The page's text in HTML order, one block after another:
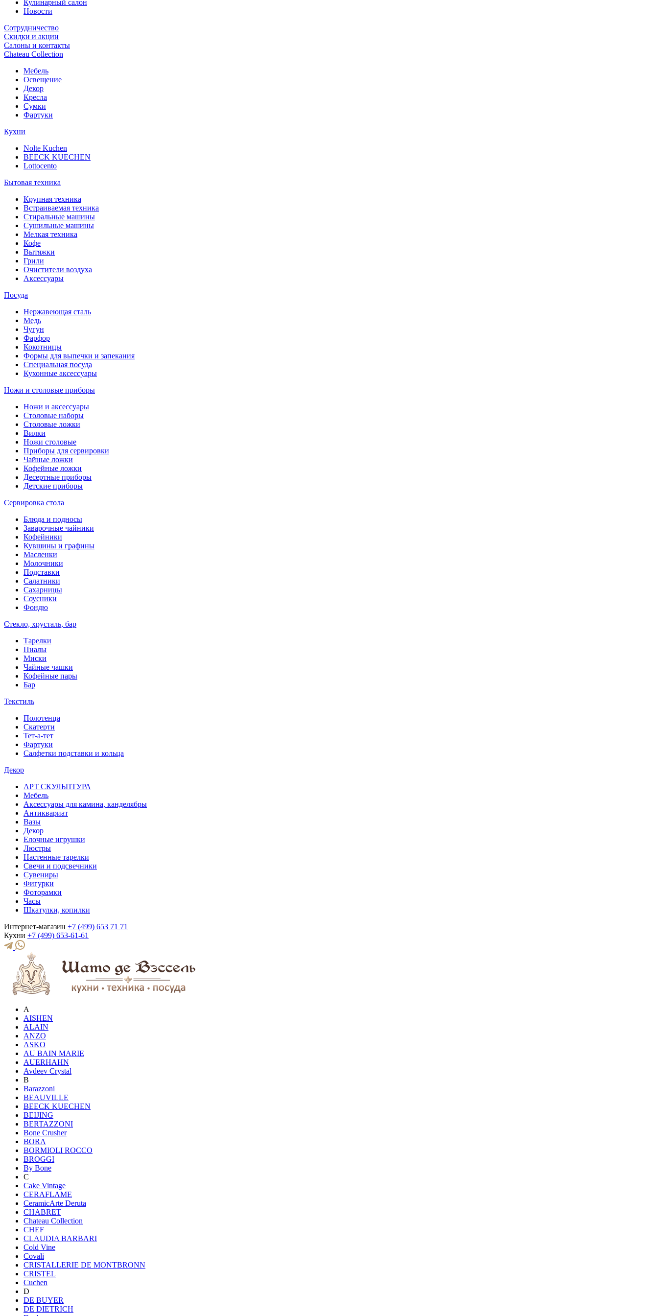
Кулинарный салон
Новости
Сотрудничество
Скидки и акции
Салоны и контакты
Chateau Collection
Мебель
Освещение
Декор
Кресла
Сумки
Фартуки
Кухни
Nolte Kuchen
BEECK KUECHEN
Lottocento
Бытовая техника
Крупная техника
Встраиваемая техника
Стиральные машины
Сушильные машины
Мелкая техника
Кофе
Вытяжки
Грили
Очистители воздуха
Аксессуары
Посуда
Нержавеющая сталь
Медь
Чугун
Фарфор
Кокотницы
Формы для выпечки и запекания
Специальная посуда
Кухонные аксессуары
Ножи и столовые приборы
Ножи и аксессуары
Столовые наборы
Столовые ложки
Вилки
Ножи столовые
Приборы для сервировки
Чайные ложки
Кофейные ложки
Десертные приборы
Детские приборы
Сервировка стола
Блюда и подносы
Заварочные чайники
Кофейники
Кувшины и графины
Масленки
Молочники
Подставки
Салатники
Сахарницы
Соусники
Фондю
Стекло, хрусталь, бар
Тарелки
Пиалы
Миски
Чайные чашки
Кофейные пары
Бар
Текстиль
Полотенца
Скатерти
Тет-а-тет
Фартуки
Салфетки подставки и кольца
Декор
АРТ СКУЛЬПТУРА
Мебель
Аксессуары для камина, канделябры
Антиквариат
Вазы
Декор
Елочные игрушки
Люстры
Настенные тарелки
Свечи и подсвечники
Сувениры
Фигурки
Фоторамки
Часы
Шкатулки, копилки
Интернет-магазин +7 (499) 653 71 71
Кухни +7 (499) 653-61-61
A
AISHEN
ALAIN
ANZO
ASKO
AU BAIN MARIE
AUERHAHN
Avdeev Crystal
B
Barazzoni
BEAUVILLE
BEECK KUECHEN
BEIJING
BERTAZZONI
Bone Crusher
BORA
BORMIOLI ROCCO
BROGGI
By Bone
C
Cake Vintage
CERAFLAME
CeramicArte Deruta
CHABRET
Chateau Collection
CHEF
CLAUDIA BARBARI
Cold Vine
Covali
CRISTALLERIE DE MONTBRONN
CRISTEL
Cuchen
D
DE BUYER
DE DIETRICH